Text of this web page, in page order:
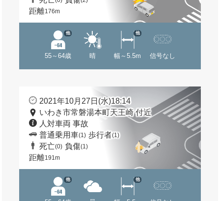
距離176m
55～64歳
他
晴 幅～5.5m
他
信号なし
2021年10月27日(水)18:14
いわき市常磐湯本町天王崎 付近
人対車両 事故
普通乗用車(1) 歩行者(1)
死亡(0) 負傷(1)
距離191m
他 他